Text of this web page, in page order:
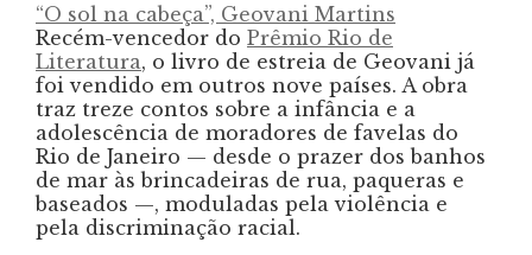
“O sol na cabeça”, Geovani Martins
Recém-vencedor do Prêmio Rio de
Literatura, o livro de estreia de Geovani já
foi vendido em outros nove países. A obra
traz treze contos sobre a infância e a
adolescência de moradores de favelas do
Rio de Janeiro — desde o prazer dos banhos
de mar às brincadeiras de rua, paqueras e
baseados —, moduladas pela violência e
pela discriminação racial.